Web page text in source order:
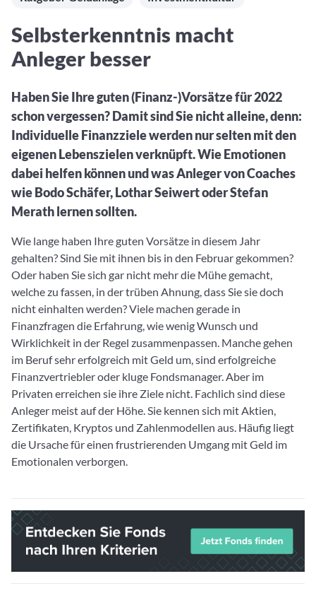
Fondswissen
Alles, was Sie zu Fonds und ETFs wissen müssen – so
investieren Sie richtig
Aktuelle Rankings und Beiträge zu den besten Fonds aus
2. Fonds auswählen
Übersichtlich bis zu 10 Fonds aus über 35.000
Produkten vergleichen
Watchlist
Hier sind Ihre gemerkten Produkte und aktiven
Preis-/Performance-Alarme
3. Investieren
Eigene Portfolios und jene, denen Sie folgen
Finanzdienstleister
Informationen und Beiträge unserer Partner-
Finanzdienstleister
Community-Partner
Partner
Webinar verpasst? Hier gibt es Aufnahmen unserer
Selbsterkenntnis macht
Anleger besser
Haben Sie Ihre guten (Finanz-)Vorsätze für 2022
schon vergessen? Damit sind Sie nicht alleine, denn:
Individuelle Finanzziele werden nur selten mit den
eigenen Lebenszielen verknüpft. Wie Emotionen
dabei helfen können und was Anleger von Coaches
wie Bodo Schäfer, Lothar Seiwert oder Stefan
Merath lernen sollten.
Wie lange haben Ihre guten Vorsätze in diesem Jahr
gehalten? Sind Sie mit ihnen bis in den Februar gekommen?
Oder haben Sie sich gar nicht mehr die Mühe gemacht,
welche zu fassen, in der trüben Ahnung, dass Sie sie doch
nicht einhalten werden? Viele machen gerade in
Finanzfragen die Erfahrung, wie wenig Wunsch und
Wirklichkeit in der Regel zusammenpassen. Manche gehen
im Beruf sehr erfolgreich mit Geld um, sind erfolgreiche
Finanzvertriebler oder kluge Fondsmanager. Aber im
Privaten erreichen sie ihre Ziele nicht. Fachlich sind diese
Anleger meist auf der Höhe. Sie kennen sich mit Aktien,
Zertifikaten, Kryptos und Zahlenmodellen aus. Häufig liegt
die Ursache für einen frustrierenden Umgang mit Geld im
Emotionalen verborgen.